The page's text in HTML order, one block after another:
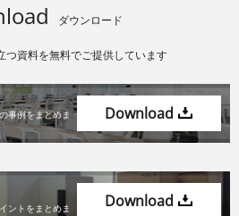
ダウンロード
つ資料を無料でご提供しています
事例をまとめま
Download
ントをまとめま
Download